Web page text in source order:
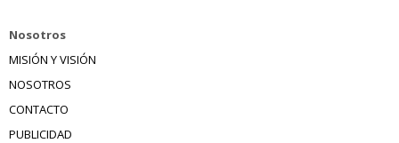
Nosotros
MISIÓN Y VISIÓN
NOSOTROS
CONTACTO
PUBLICIDAD